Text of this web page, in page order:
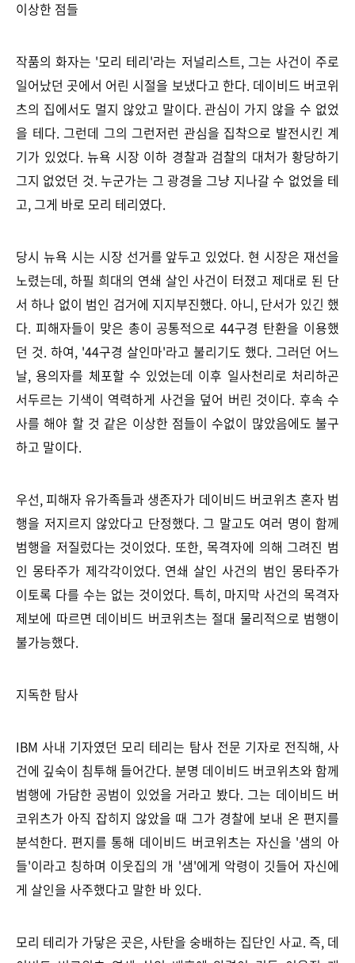
이상한 점들
작품의 화자는 '모리 테리'라는 저널리스트, 그는 사건이 주로
일어났던 곳에서 어린 시절을 보냈다고 한다. 데이비드 버코위
츠의 집에서도 멀지 않았고 말이다. 관심이 가지 않을 수 없었
을 테다. 그런데 그의 그런저런 관심을 집착으로 발전시킨 계
기가 있었다. 뉴욕 시장 이하 경찰과 검찰의 대처가 황당하기
그지 없었던 것. 누군가는 그 광경을 그냥 지나갈 수 없었을 테
고, 그게 바로 모리 테리였다.
당시 뉴욕 시는 시장 선거를 앞두고 있었다. 현 시장은 재선을
노렸는데, 하필 희대의 연쇄 살인 사건이 터졌고 제대로 된 단
서 하나 없이 범인 검거에 지지부진했다. 아니, 단서가 있긴 했
다. 피해자들이 맞은 총이 공통적으로 44구경 탄환을 이용했
던 것. 하여, '44구경 살인마'라고 불리기도 했다. 그러던 어느
날, 용의자를 체포할 수 있었는데 이후 일사천리로 처리하곤
서두르는 기색이 역력하게 사건을 덮어 버린 것이다. 후속 수
사를 해야 할 것 같은 이상한 점들이 수없이 많았음에도 불구
하고 말이다.
우선, 피해자 유가족들과 생존자가 데이비드 버코위츠 혼자 범
행을 저지르지 않았다고 단정했다. 그 말고도 여러 명이 함께
범행을 저질렀다는 것이었다. 또한, 목격자에 의해 그려진 범
인 몽타주가 제각각이었다. 연쇄 살인 사건의 범인 몽타주가
이토록 다를 수는 없는 것이었다. 특히, 마지막 사건의 목격자
제보에 따르면 데이비드 버코위츠는 절대 물리적으로 범행이
불가능했다.
지독한 탐사
IBM 사내 기자였던 모리 테리는 탐사 전문 기자로 전직해, 사
건에 깊숙이 침투해 들어간다. 분명 데이비드 버코위츠와 함께
범행에 가담한 공범이 있었을 거라고 봤다. 그는 데이비드 버
코위츠가 아직 잡히지 않았을 때 그가 경찰에 보내 온 편지를
분석한다. 편지를 통해 데이비드 버코위츠는 자신을 '샘의 아
들'이라고 칭하며 이웃집의 개 '샘'에게 악령이 깃들어 자신에
게 살인을 사주했다고 말한 바 있다.
모리 테리가 가닿은 곳은, 사탄을 숭배하는 집단인 사교. 즉, 데